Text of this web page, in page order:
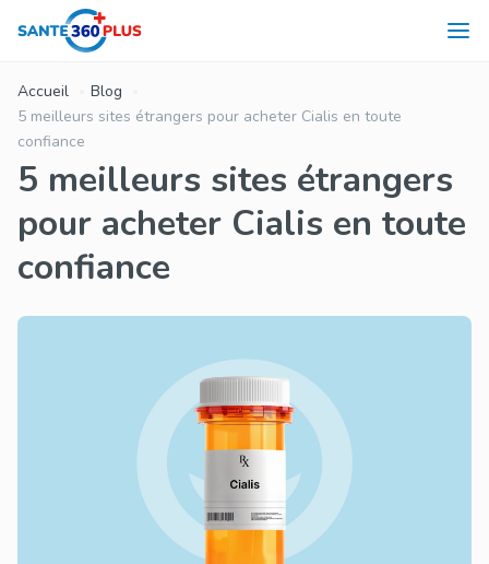
Accueil
Blog
5 meilleurs sites étrangers pour acheter Cialis en toute
confiance
5 meilleurs sites étrangers
pour acheter Cialis en toute
confiance